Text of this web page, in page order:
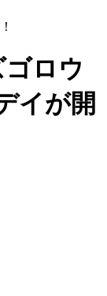
ゴロウ
イが開